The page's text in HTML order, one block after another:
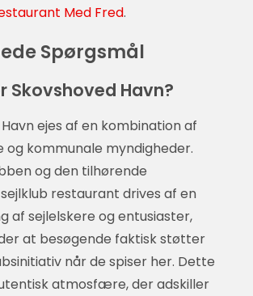
Med Fred.
Spørgsmål
Skovshoved Havn?
ejes af en kombination af
og kommunale myndigheder.
og den tilhørende
restaurant drives af en
af sejlelskere og entusiaster,
at besøgende faktisk støtter
når de spiser her. Dette
atmosfære, der adskiller